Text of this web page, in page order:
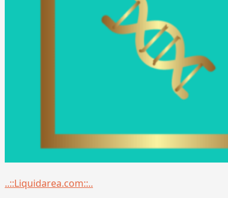
Menu
..::Liquidarea.com::..